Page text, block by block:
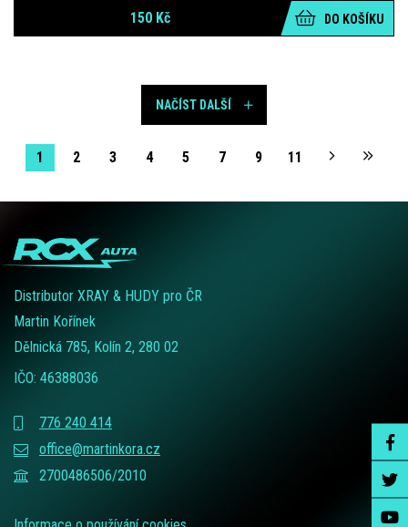
150 Kč DO KOŠÍKU
NAČÍST DALŠÍ
1 2 3 4 5 7 9 11
Distributor XRAY & HUDY pro ČR
Martin Kořínek
Dělnická 785, Kolín 2, 280 02
IČO: 46388036
776 240 414
office@martinkora.cz
2700486506/2010